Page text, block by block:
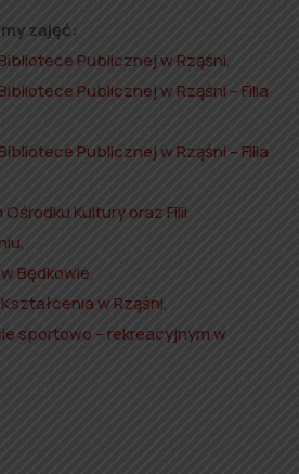
zajęć:
Publicznej w Rząśni,
Publicznej w Rząśni – Filia
Publicznej w Rząśni – Filia
Kultury oraz Filii
,
Będkowie,
w Rząśni,
sportowo – rekreacyjnym w